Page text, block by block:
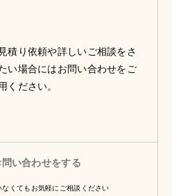
積り依頼や詳しいご相談をさ
い場合にはお問い合わせをご
ください。
い合わせをする
くてもお気軽にご相談ください